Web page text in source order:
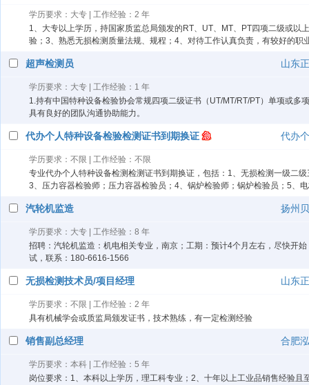
学历要求：大专 | 工作经验：2 年
1、大专以上学历，持国家质监总局颁发的RT、UT、MT、PT四项二级或
验；3、熟悉无损检测质量法规、规程；4、对待工作认真负责，有较好的
超声检测员 山东
学历要求：大专 | 工作经验：1 年
1.持有中国特种设备检验协会常规四项二级证书（UT/MT/RT/PT）单项或
具有良好的团队沟通协助能力。
代办个人特种设备检验检测证书到期换证 代办
学历要求：不限 | 工作经验：不限
专业代办个人特种设备检测检测证书到期换证，包括：1、无损检测一级二
3、压力容器检验师；压力容器检验员；4、锅炉检验师；锅炉检验员；5、
汽轮机监造 扬州
学历要求：大专 | 工作经验：8 年
招聘：汽轮机监造：机电相关专业，南京；工期：预计4个月左右，尽快开
试，联系：180-6616-1566
无损检测技术员/项目经理 山东
学历要求：不限 | 工作经验：2 年
具有机械学会或质监局颁发证书，技术熟练，有一定检测经验
销售副总经理 合肥
学历要求：本科 | 工作经验：5 年
岗位要求：1、本科以上学历，理工科专业；2、十年以上工业品销售经验